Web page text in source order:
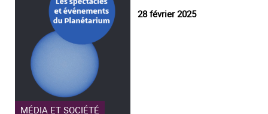
MÉDIA ET SOCIÉTÉ
28 février 2025